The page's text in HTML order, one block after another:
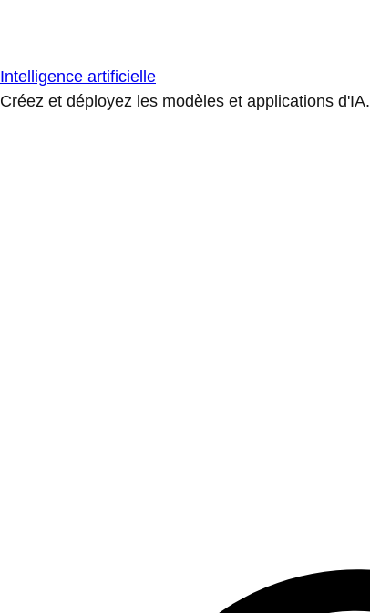
Intelligence artificielle
Créez et déployez les modèles et applications d'IA.